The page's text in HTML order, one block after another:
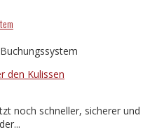
den Kulissen
noch schneller, sicherer und